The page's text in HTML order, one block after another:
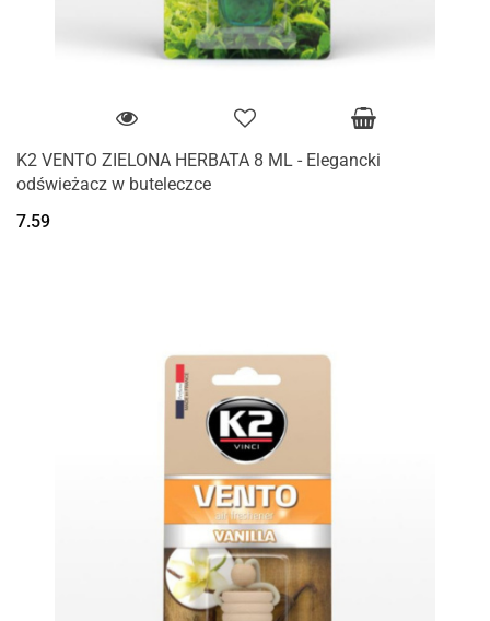
K2 VENTO ZIELONA HERBATA 8 ML - Elegancki
odświeżacz w buteleczce
7.59